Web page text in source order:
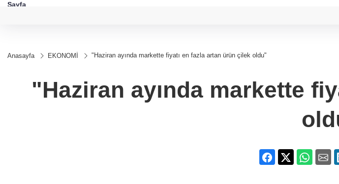
Anasayfa EKONOMİ "Haziran ayında markette fiyatı en fazla artan ürün çilek oldu"
"Haziran ayında markette